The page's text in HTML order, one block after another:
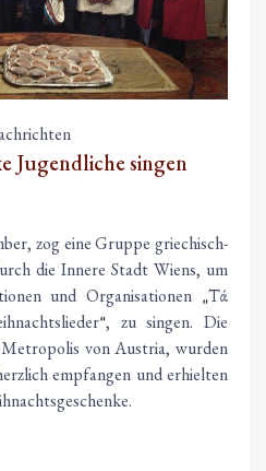
Jugendliche singen
zog eine Gruppe griechisch-
die Innere Stadt Wiens, um
und Organisationen
„Τά
“, zu singen. Die
Metropolis von Austria, wurden
empfangen und erhielten